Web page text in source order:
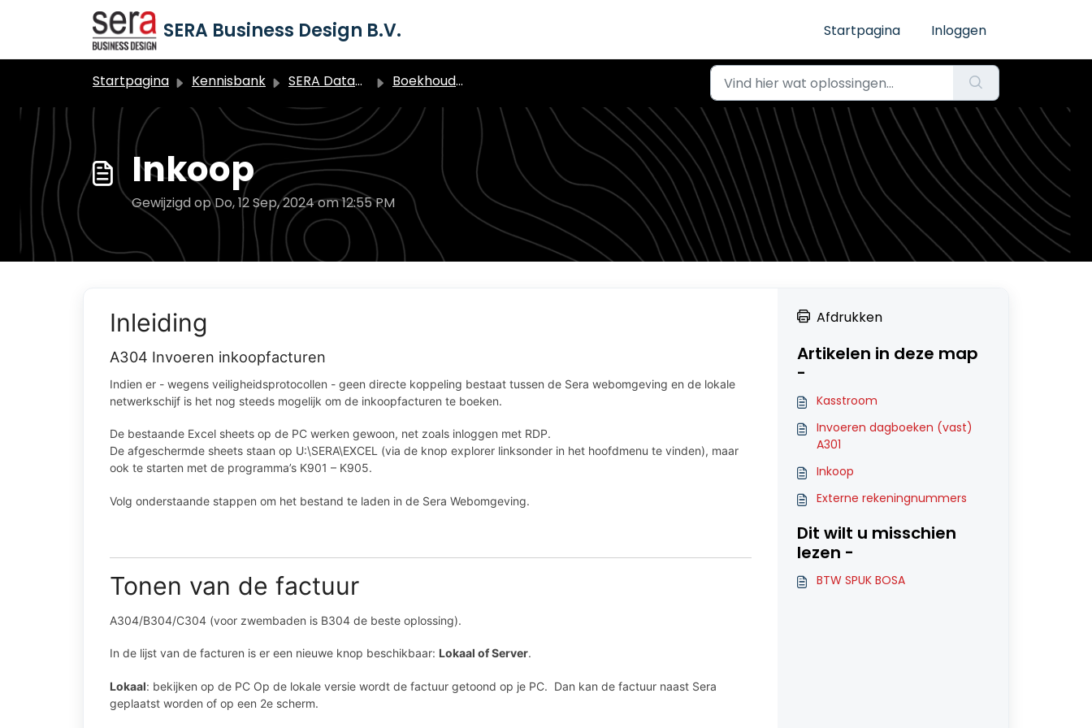
Doorgaan naar hoofdinhoud
SERA Business Design B.V. Startpagina Inloggen
Startpagina Kennisbank SERA Dataduiker Financiële administratie Boekhoudmodule met ERP - Boekhouding & Administratie
Inkoop
Gewijzigd op Do, 12 Sep, 2024 om 12:55 PM
Inleiding
A304 Invoeren inkoopfacturen
Indien er - wegens veiligheidsprotocollen - geen directe koppeling bestaat tussen de Sera webomgeving en de lokale
netwerkschijf is het nog steeds mogelijk om de inkoopfacturen te boeken.
De bestaande Excel sheets op de PC werken gewoon, net zoals inloggen met RDP.
De afgeschermde sheets staan op U:\SERA\EXCEL (via de knop explorer linksonder in het hoofdmenu te vinden), maar
ook te starten met de programma’s K901 – K905.
Volg onderstaande stappen om het bestand te laden in de Sera Webomgeving.
Tonen van de factuur
A304/B304/C304 (voor zwembaden is B304 de beste oplossing).
In de lijst van de facturen is er een nieuwe knop beschikbaar: Lokaal of Server.
Lokaal: bekijken op de PC Op de lokale versie wordt de factuur getoond op je PC. Dan kan de factuur naast Sera
geplaatst worden of op een 2e scherm.
Afdrukken
Artikelen in deze map
-
Kasstroom
Invoeren dagboeken (vast)
A301
Inkoop
Externe rekeningnummers
Dit wilt u misschien
lezen -
BTW SPUK BOSA